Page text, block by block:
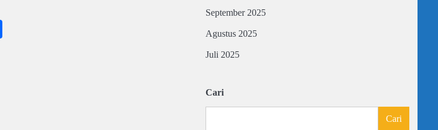
September 2025
Agustus 2025
Juli 2025
Cari
Cari